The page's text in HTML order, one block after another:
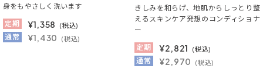
身をもやさしく洗います
定期
¥1,358 (税込)
通常 ¥1,430 (税込)
きしみを和らげ、地肌からしっとり整
えるスキンケア発想のコンディショナ
ー
定期
¥2,821 (税込)
通常 ¥2,970 (税込)